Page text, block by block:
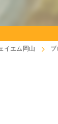
イエム岡山